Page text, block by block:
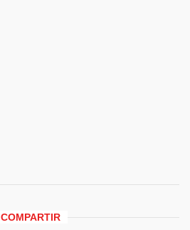
COMPARTIR